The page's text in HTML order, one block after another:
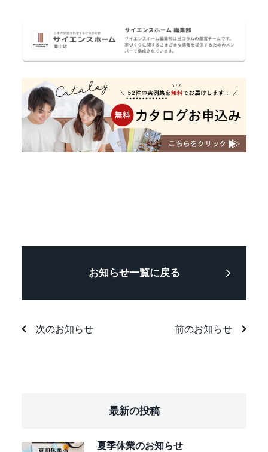
お知らせ一覧に戻る
次のお知らせ 前のお知らせ
最新の投稿
夏季休業のお知らせ